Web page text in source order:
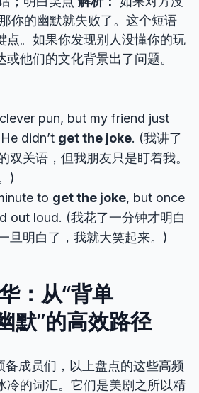
你的幽默就失败了。这个短语
点。如果你发现别人没懂你的玩
他们的文化背景出了问题。
pun, but my friend just
didn’t get the joke. (我讲了
双关语，但我朋友只是盯着我。
)
to get the joke, but once
out loud. (我花了一分钟才明白
旦明白了，我就大笑起来。)
：从“背单
默”的高效路径
备成员们，以上盘点的这些高频
冷的词汇。它们是美剧之所以精